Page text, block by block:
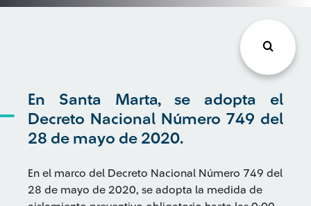
En Santa Marta, se adopta el
Decreto Nacional Número 749 del
28 de mayo de 2020.
En el marco del Decreto Nacional Número 749 del
28 de mayo de 2020, se adopta la medida de